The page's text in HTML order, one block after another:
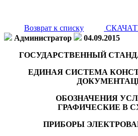
Возврат к списку
Администратор
04.09.2015
ГОСУДАРСТВЕННЫЙ
ЕДИНАЯ СИСТЕМА
ОБОЗНАЧЕНИЯ
ГРАФИЧЕСКИЕ В
ПРИБОРЫ